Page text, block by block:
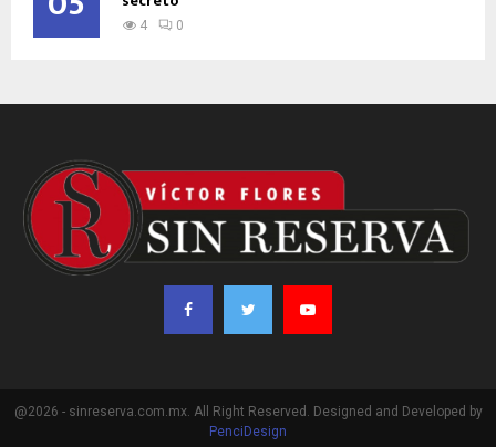
4 0
@2026 - sinreserva.com.mx. All Right Reserved. Designed and Developed by
PenciDesign